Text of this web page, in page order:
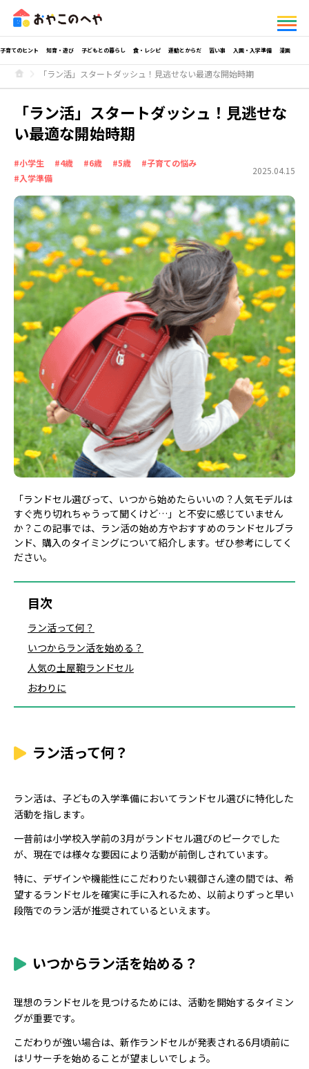
子育てのヒント 知育・遊び 子どもとの暮らし 食・レシピ 運動とからだ 習い事 入園・入学準備 漫画
「ラン活」スタートダッシュ！見逃せない最適な開始時期
「ラン活」スタートダッシュ！見逃せな
い最適な開始時期
#小学生 #4歳 #6歳 #5歳
#子育ての悩み
#入学準備
2025.04.15
「ランドセル選びって、いつから始めたらいいの？人気モデルは
すぐ売り切れちゃうって聞くけど…」と不安に感じていません
か？この記事では、ラン活の始め方やおすすめのランドセルブラ
ンド、購入のタイミングについて紹介します。ぜひ参考にしてく
ださい。
目次
ラン活って何？
いつからラン活を始める？
人気の土屋鞄ランドセル
おわりに
ラン活って何？
ラン活は、子どもの入学準備においてランドセル選びに特化した
活動を指します。
一昔前は小学校入学前の3月がランドセル選びのピークでした
が、現在では様々な要因により活動が前倒しされています。
特に、デザインや機能性にこだわりたい親御さん達の間では、希
望するランドセルを確実に手に入れるため、以前よりずっと早い
段階でのラン活が推奨されているといえます。
いつからラン活を始める？
理想のランドセルを見つけるためには、活動を開始するタイミン
グが重要です。
こだわりが強い場合は、新作ランドセルが発表される6月頃前に
はリサーチを始めることが望ましいでしょう。